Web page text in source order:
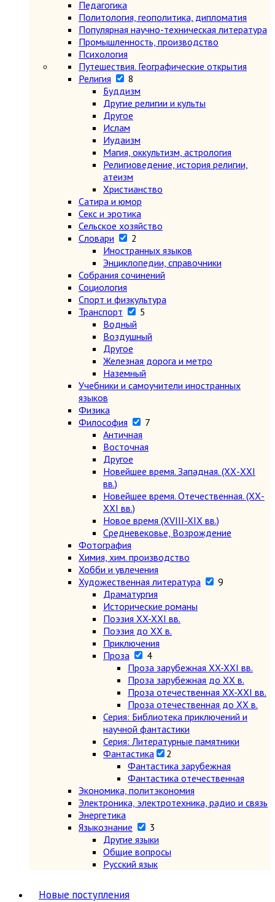
Педагогика
Политология, геополитика, дипломатия
Популярная научно-техническая литература
Промышленность, производство
Психология
Путешествия. Географические открытия
Религия
8
Буддизм
Другие религии и культы
Другое
Ислам
Иудаизм
Магия, оккультизм, астрология
Религиоведение, история религии,
атеизм
Христианство
Сатира и юмор
Секс и эротика
Сельское хозяйство
Словари
2
Иностранных языков
Энциклопедии, справочники
Собрания сочинений
Социология
Спорт и физкультура
Транспорт
5
Водный
Воздушный
Другое
Железная дорога и метро
Наземный
Учебники и самоучители иностранных
языков
Физика
Философия
7
Античная
Восточная
Другое
Новейшее время. Западная. (ХХ-ХХI
вв.)
Новейшее время. Отечественная. (ХХ-
ХХI вв.)
Новое время (XVIII-XIX вв.)
Средневековье, Возрождение
Фотография
Химия, хим. производство
Хобби и увлечения
Художественная литература
9
Драматургия
Исторические романы
Поэзия XX-XXI вв.
Поэзия до XX в.
Приключения
Проза
4
Проза зарубежная XX-XXI вв.
Проза зарубежная до XX в.
Проза отечественная XX-XXI вв.
Проза отечественная до XX в.
Серия: Библиотека приключений и
научной фантастики
Серия: Литературные памятники
Фантастика
2
Фантастика зарубежная
Фантастика отечественная
Экономика, политэкономия
Электроника, электротехника, радио и связь
Энергетика
Языкознание
3
Другие языки
Общие вопросы
Русский язык
Новые поступления